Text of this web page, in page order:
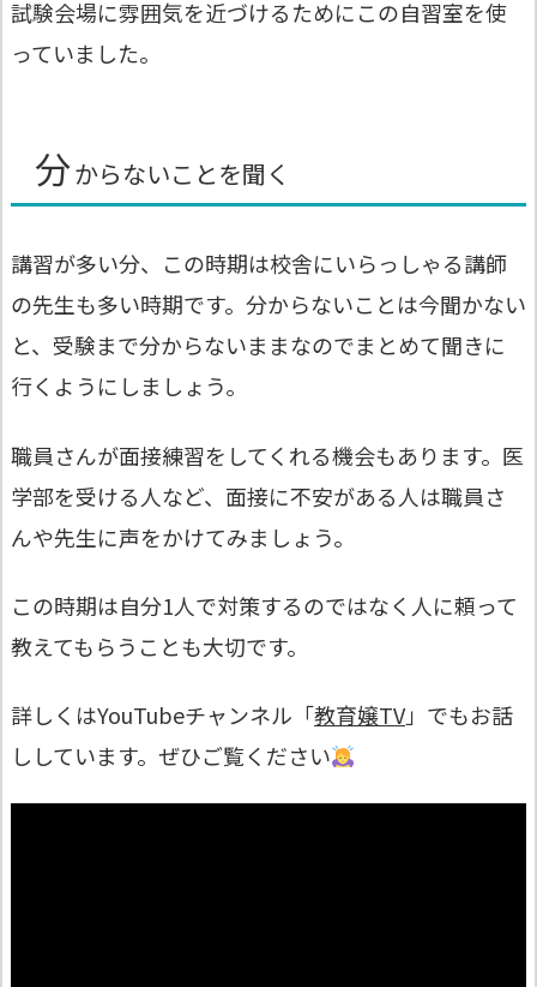
試験会場に雰囲気を近づけるためにこの自習室を使
っていました。
分からないことを聞く
講習が多い分、この時期は校舎にいらっしゃる講師
の先生も多い時期です。分からないことは今聞かない
と、受験まで分からないままなのでまとめて聞きに
行くようにしましょう。
職員さんが面接練習をしてくれる機会もあります。医
学部を受ける人など、面接に不安がある人は職員さ
んや先生に声をかけてみましょう。
この時期は自分1人で対策するのではなく人に頼って
教えてもらうことも大切です。
詳しくはYouTubeチャンネル「教育嬢TV」でもお話
ししています。ぜひご覧ください